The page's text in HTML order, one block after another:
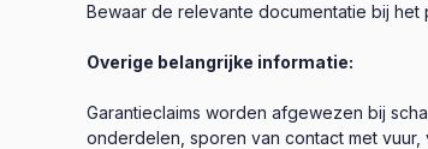
Bewaar de relevante documentatie bij
Overige belangrijke informatie:
Garantieclaims worden afgewezen bij
onderdelen, sporen van contact met vuur,